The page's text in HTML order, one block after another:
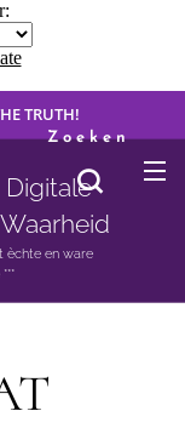
TRUTH!
Digitale
èchte en ware
Zoeken